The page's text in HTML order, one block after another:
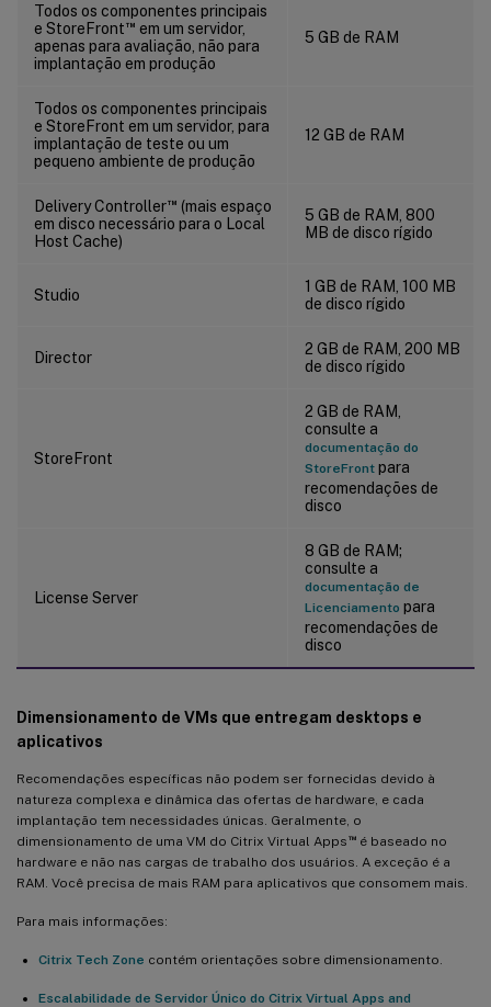
Todos os componentes principais
e StoreFront™ em um servidor,
apenas para avaliação, não para
implantação em produção
5 GB de RAM
Todos os componentes principais
e StoreFront em um servidor, para
implantação de teste ou um
pequeno ambiente de produção
12 GB de RAM
Delivery Controller™ (mais espaço
em disco necessário para o Local
Host Cache)
5 GB de RAM, 800
MB de disco rígido
Studio
1 GB de RAM, 100 MB
de disco rígido
Director
2 GB de RAM, 200 MB
de disco rígido
StoreFront
2 GB de RAM,
consulte a
documentação do
StoreFront para
recomendações de
disco
License Server
8 GB de RAM;
consulte a
documentação de
Licenciamento para
recomendações de
disco
Dimensionamento de VMs que entregam desktops e
aplicativos
Recomendações específicas não podem ser fornecidas devido à
natureza complexa e dinâmica das ofertas de hardware, e cada
implantação tem necessidades únicas. Geralmente, o
dimensionamento de uma VM do Citrix Virtual Apps ™é baseado no
hardware e não nas cargas de trabalho dos usuários. A exceção é a
RAM. Você precisa de mais RAM para aplicativos que consomem mais.
Para mais informações:
Citrix Tech Zone contém orientações sobre dimensionamento.
Escalabilidade de Servidor Único do Citrix Virtual Apps and